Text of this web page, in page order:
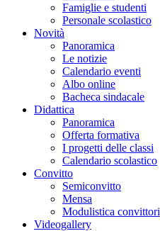
Famiglie e studenti
Personale scolastico
Novità
Panoramica
Le notizie
Calendario eventi
Albo online
Bacheca sindacale
Didattica
Panoramica
Offerta formativa
I progetti delle classi
Calendario scolastico
Convitto
Semiconvitto
Mensa
Modulistica convittori
Videogallery